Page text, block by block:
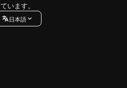
ています。
日本語